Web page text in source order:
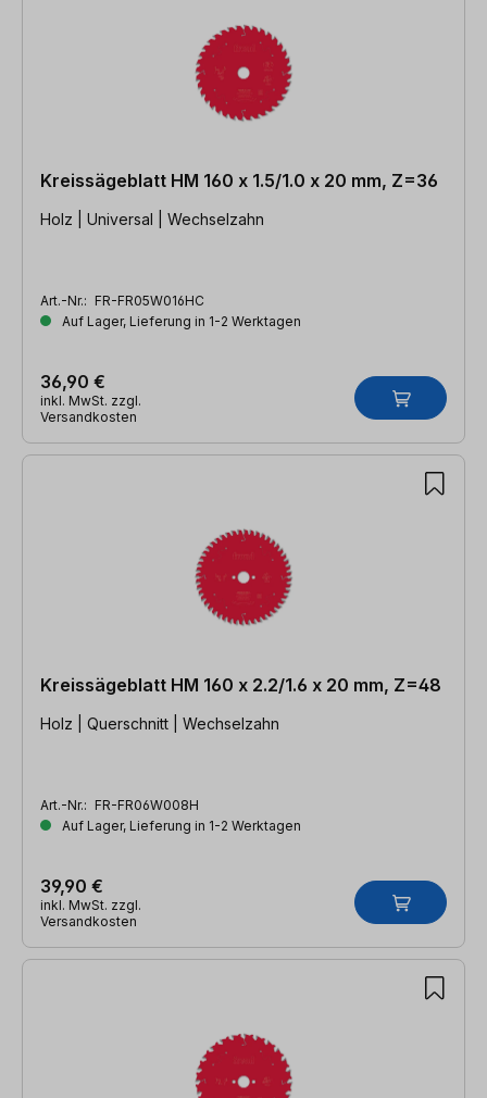
Kreissägeblatt HM 160 x 1.5/1.0 x 20 mm, Z=36
Holz | Universal | Wechselzahn
Art.-Nr.: FR-FR05W016HC
Auf Lager, Lieferung in 1-2 Werktagen
36,90 €
inkl. MwSt. zzgl.
Versandkosten
Kreissägeblatt HM 160 x 2.2/1.6 x 20 mm, Z=48
Holz | Querschnitt | Wechselzahn
Art.-Nr.: FR-FR06W008H
Auf Lager, Lieferung in 1-2 Werktagen
39,90 €
inkl. MwSt. zzgl.
Versandkosten